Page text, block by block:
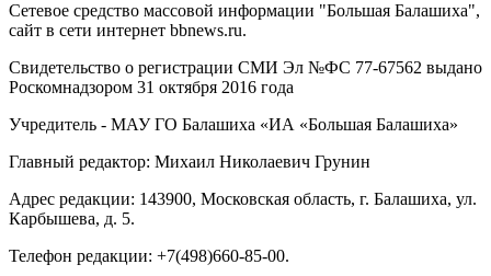
Сетевое средство массовой информации "Большая Балашиха",
сайт в сети интернет bbnews.ru.
Свидетельство о регистрации СМИ Эл №ФС ‎77-67562 выдано
Роскомнадзором 31 октября 2016 года
Учредитель - МАУ ГО Балашиха «ИА «Большая Балашиха»
Главный редактор: Михаил Николаевич Грунин
Адрес редакции: 143900, Московская область, г. Балашиха, ул.
Карбышева, д. 5.
Телефон редакции: +7(498)660-85-00.